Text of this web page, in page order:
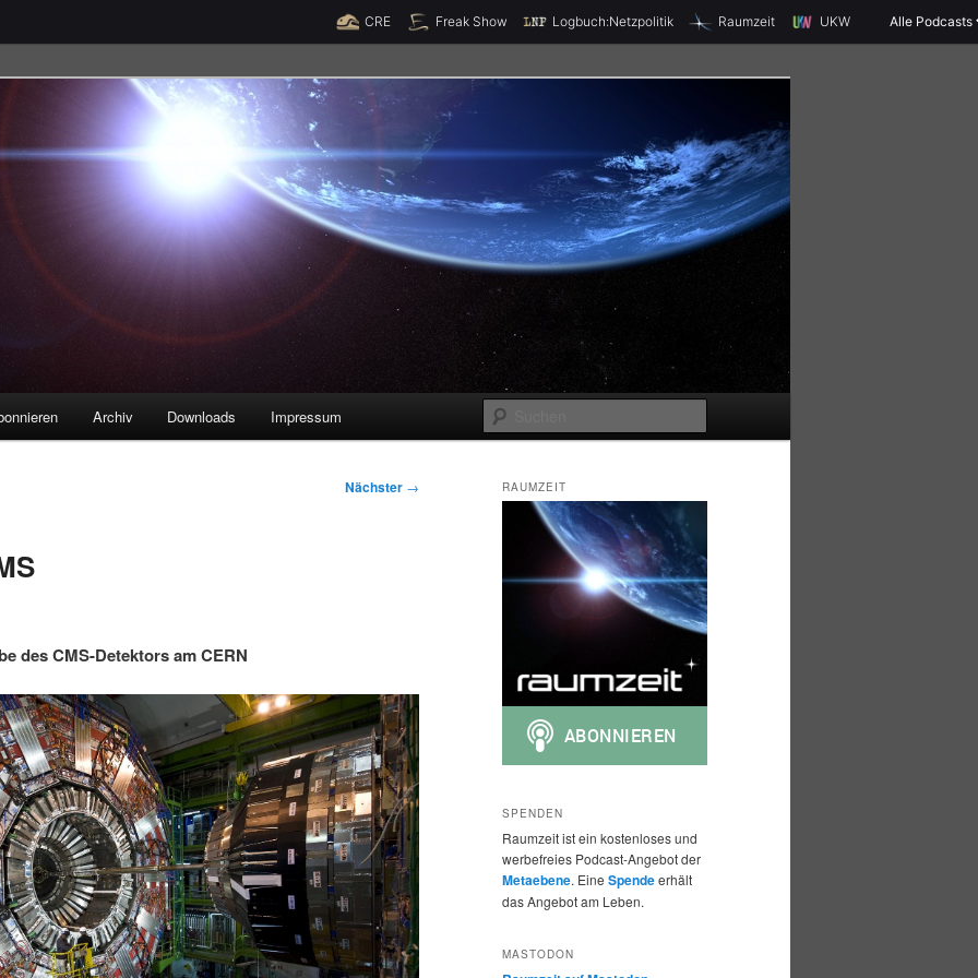
Spende jetzt!
CRE Freak Show Logbuch:Netzpolitik Raumzeit UKW Alle Podcasts
u
Archiv Downloads Impressum
Nächster →
des CMS-Detektors am CERN
RAUMZEIT
SPENDEN
Raumzeit ist ein kostenloses und
werbefreies Podcast-Angebot der
Metaebene. Eine Spendeerhält
das Angebot am Leben.
MASTODON